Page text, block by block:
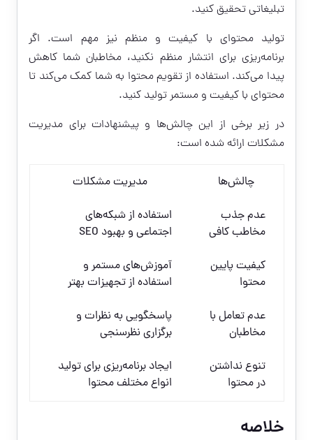
تبلیغاتی تحقیق کنید.
تولید محتوای با کیفیت و منظم نیز مهم است. اگر
برنامه‌ریزی برای انتشار منظم نکنید، مخاطبان شما کاهش
پیدا می‌کند. استفاده از تقویم محتوا به شما کمک می‌کند تا
محتوای با کیفیت و مستمر تولید کنید.
در زیر برخی از این چالش‌ها و پیشنهادات برای مدیریت
مشکلات ارائه شده است:
چالش‌ها
مدیریت مشکلات
عدم جذب
مخاطب کافی
استفاده از شبکه‌های
اجتماعی و بهبود SEO
کیفیت پایین
محتوا
آموزش‌های مستمر و
استفاده از تجهیزات بهتر
عدم تعامل با
مخاطبان
پاسخگویی به نظرات و
برگزاری نظرسنجی
تنوع نداشتن
در محتوا
ایجاد برنامه‌ریزی برای تولید
انواع مختلف محتوا
خلاصه